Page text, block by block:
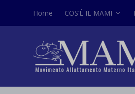
Home COS’È IL MAMI